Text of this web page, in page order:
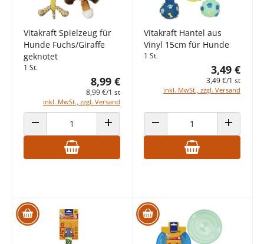
Vitakraft Spielzeug für
Hunde Fuchs/Giraffe
geknotet
1 St.
8,99 €
8,99 €/1 st
inkl. MwSt., zzgl. Versand
ANZAHL VERRINGERN ANZAHL ERHÖHEN
Vitakraft Hantel aus
Vinyl 15cm für Hunde
1 St.
3,49 €
3,49 €/1 st
inkl. MwSt., zzgl. Versand
ANZAHL VERRINGERN ANZAHL